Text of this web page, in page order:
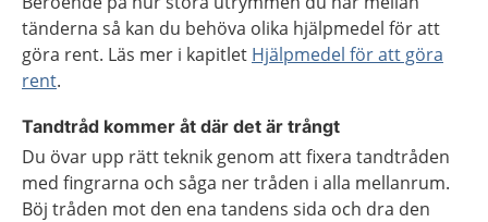
tänderna så kan du behöva olika hjälpmedel för att
göra rent. Läs mer i kapitlet Hjälpmedel för att göra
rent.
Tandtråd kommer åt där det är trångt
Du övar upp rätt teknik genom att fixera tandtråden
med fingrarna och såga ner tråden i alla mellanrum.
Böj tråden mot den ena tandens sida och dra den